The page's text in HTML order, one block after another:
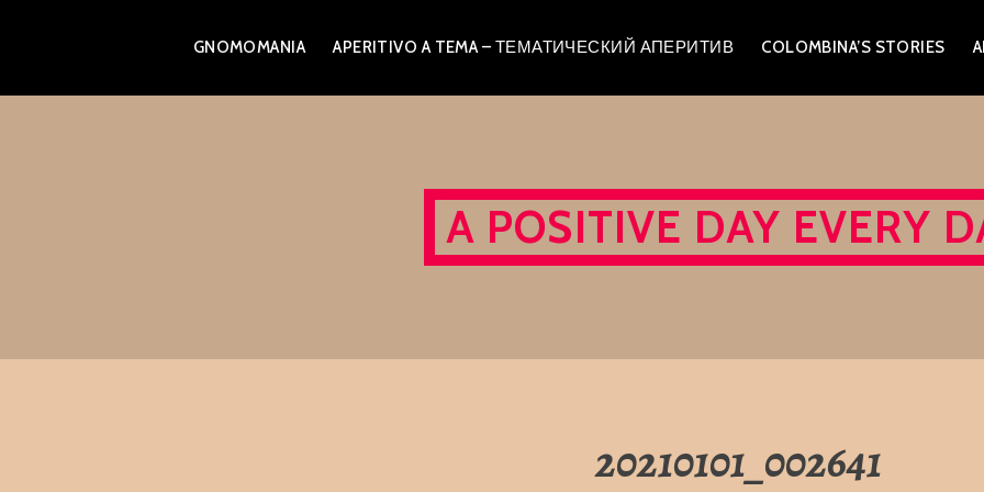
content
GNOMOMANIA APERITIVO A TEMA – ТЕМАТИЧЕСКИЙ АПЕРИТИВ COLOMBINA’S STORIES
A POSITIVE DAY EVERY
20210101_002641